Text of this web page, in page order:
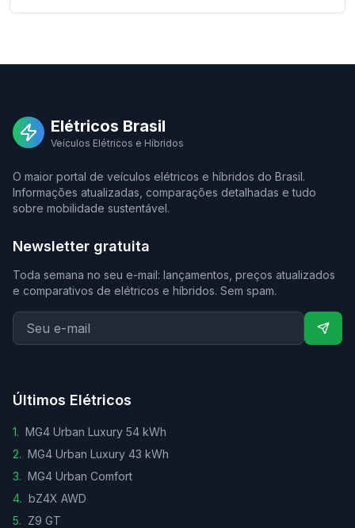
Elétricos Brasil
Veículos Elétricos e Híbridos
O maior portal de veículos elétricos e híbridos do Brasil.
Informações atualizadas, comparações detalhadas e tudo
sobre mobilidade sustentável.
Newsletter gratuita
Toda semana no seu e-mail: lançamentos, preços atualizados
e comparativos de elétricos e híbridos. Sem spam.
Últimos Elétricos
1. MG4 Urban Luxury 54 kWh
2. MG4 Urban Luxury 43 kWh
3. MG4 Urban Comfort
4. bZ4X AWD
5. Z9 GT